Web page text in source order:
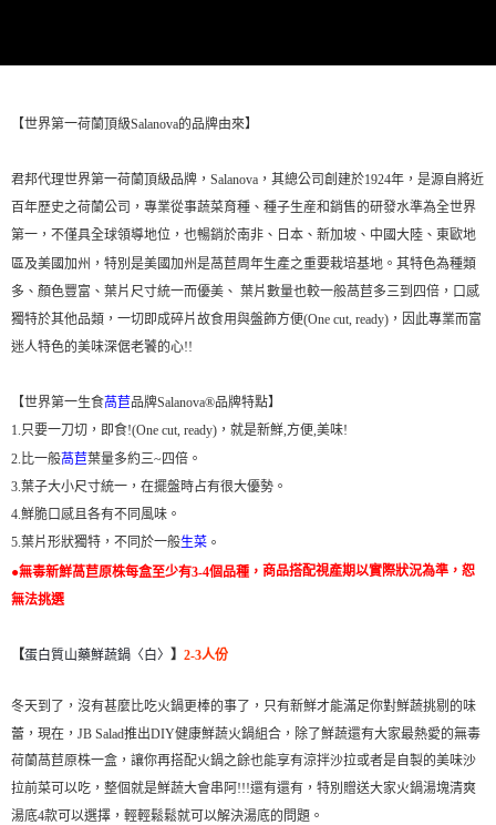
【世界第一荷蘭頂級Salanova的品牌由來】
君邦代理世界第一荷蘭頂級品牌，Salanova，其總公司創建於1924年，是源自將近
百年歷史之荷蘭公司，專業從事蔬菜育種、種子生産和銷售的研發水準為全世界
第一，不僅具全球領導地位，也暢銷於南非、日本、新加坡、中國大陸、東歐地
區及美國加州，特別是美國加州是萵苣周年生產之重要栽培基地。其特色為種類
多、顏色豐富、葉片尺寸統一而優美、 葉片數量也較一般萵苣多三到四倍，口感
獨特於其他品類，一切即成碎片故食用與盤飾方便(One cut, ready)，因此專業而富
迷人特色的美味深倨老饕的心!!
【世界第一生食萵苣品牌Salanova®品牌特點】
1.只要一刀切，即食!(One cut, ready)，就是新鮮,方便,美味!
2.比一般萵苣葉量多約三~四倍。
3.葉子大小尺寸統一，在擺盤時占有很大優勢。
4.鮮脆口感且各有不同風味。
5.葉片形狀獨特，不同於一般生菜 。
●無毒新鮮萵苣原株每盒至少有3-4個品種， 商品搭配視產期以實際狀況為準，恕
無法挑選
【蛋白質山藥鮮蔬鍋〈白〉 】 2-3人份
冬天到了，沒有甚麼比吃火鍋更棒的事了，只有新鮮才能滿足你對鮮蔬挑剔的味
蕾，現在，JB Salad推出DIY健康鮮蔬火鍋組合，除了鮮蔬還有大家最熱愛的無毒
荷蘭萵苣原株一盒，讓你再搭配火鍋之餘也能享有涼拌沙拉或者是自製的美味沙
拉前菜可以吃，整個就是鮮蔬大會串阿!!!還有還有， 特別贈送大家火鍋湯塊清爽
湯底4款可以選擇 ，輕輕鬆鬆就可以解決湯底的問題。